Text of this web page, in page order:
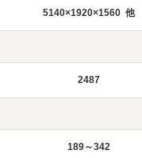
5140×1920×1560 他
2487
189～342